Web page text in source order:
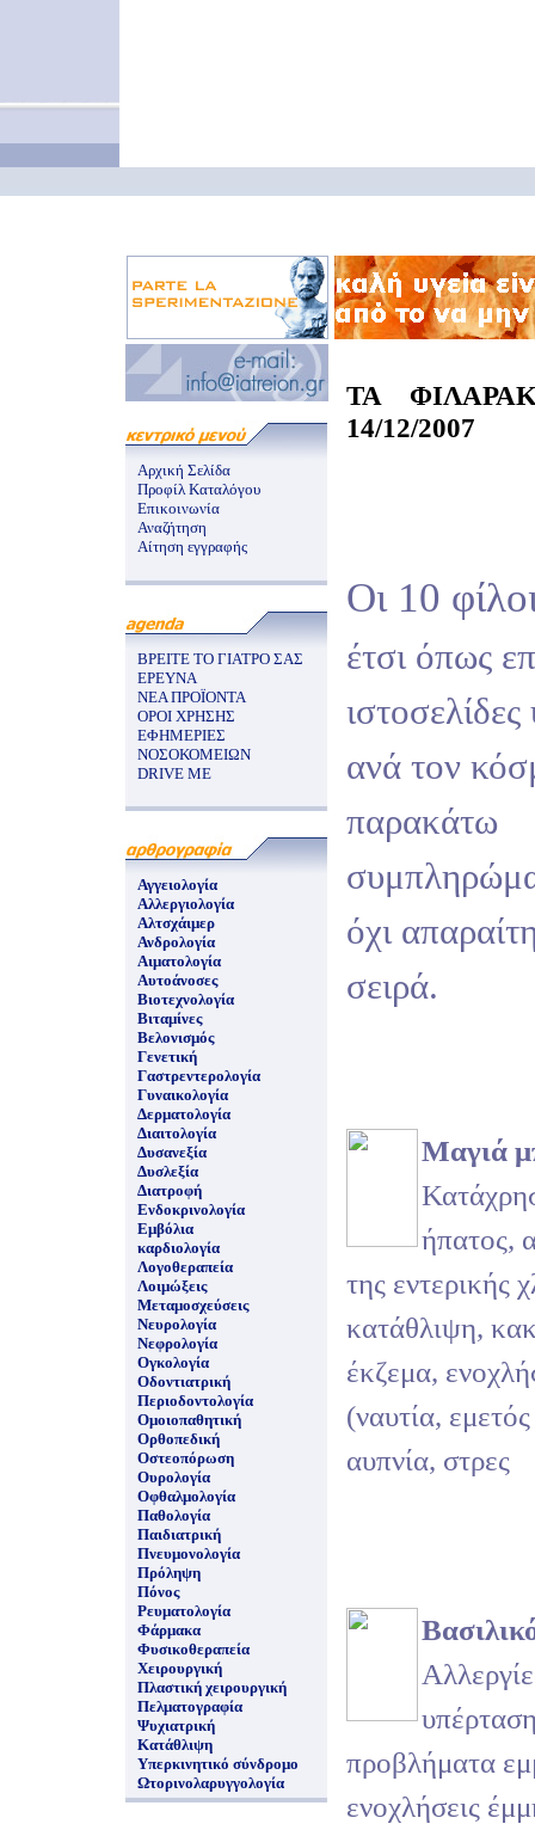
Αρχική Σελίδα
Προφίλ Καταλόγου
Επικοινωνία
Αναζήτηση
Αίτηση εγγραφής
ΒΡΕΙΤΕ ΤΟ ΓΙΑΤΡΟ ΣΑΣ
ΕΡΕΥΝΑ
ΝΕΑ ΠΡΟΪΟΝΤΑ
ΟΡΟΙ ΧΡΗΣΗΣ
ΕΦΗΜΕΡΙΕΣ
ΝΟΣΟΚΟΜΕΙΩΝ
DRIVE ME
Αγγειολογία
Αλλεργιολογία
Αλτσχάιμερ
Ανδρολογία
Αιματολογία
Αυτοάνοσες
Βιοτεχνολογία
Βιταμίνες
Βελονισμός
Γενετική
Γαστρεντερολογία
Γυναικολογία
Δερματολογία
Διαιτολογία
Δυσανεξία
Δυσλεξία
Διατροφή
Ενδοκρινολογία
Εμβόλια
καρδιολογία
Λογοθεραπεία
Λοιμώξεις
Μεταμοσχεύσεις
Νευρολογία
Νεφρολογία
Ογκολογία
Οδοντιατρική
Περιοδοντολογία
Ομοιοπαθητική
Ορθοπεδική
Οστεοπόρωση
Ουρολογία
Οφθαλμολογία
Παθολογία
Παιδιατρική
Πνευμονολογία
Πρόληψη
Πόνος
Ρευματολογία
Φάρμακα
Φυσικοθεραπεία
Χειρουργική
Πλαστική χειρουργική
Πελματογραφία
Ψυχιατρική
Κατάθλιψη
Υπερκινητικό σύνδρομο
Ωτορινολαρυγγολογία
ΤΑ
14/12/2007
Οι 10
έτσι όπως
ιστοσελίδες
ανά τον
παρακάτω
όχι
σειρά.
Μαγιά
ήπατος,
της εντερικής
κατάθλιψη,
έκζεμα,
(ναυτία,
αυπνία, στρες
προβλήματα
ενοχλήσεις